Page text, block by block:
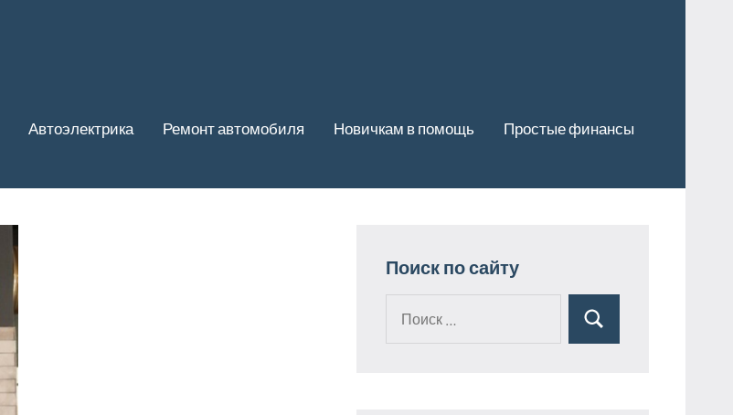
Автоэлектрика Ремонт автомобиля Новичкам в помощь Простые финансы
Поиск по сайту
Поиск